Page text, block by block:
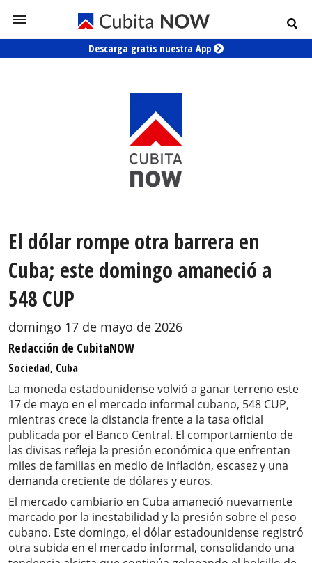
Descarga gratis nuestra App
El dólar rompe otra barrera en
Cuba; este domingo amaneció a
548 CUP
domingo 17 de mayo de 2026
Redacción de CubitaNOW
Sociedad, Cuba
La moneda estadounidense volvió a ganar terreno este
17 de mayo en el mercado informal cubano, 548 CUP,
mientras crece la distancia frente a la tasa oficial
publicada por el Banco Central. El comportamiento de
las divisas refleja la presión económica que enfrentan
miles de familias en medio de inflación, escasez y una
demanda creciente de dólares y euros.
El mercado cambiario en Cuba amaneció nuevamente
marcado por la inestabilidad y la presión sobre el peso
cubano. Este domingo, el dólar estadounidense registró
otra subida en el mercado informal, consolidando una